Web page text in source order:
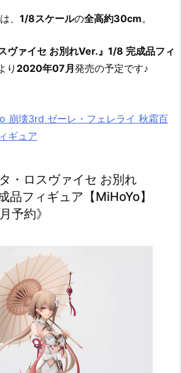
、 1/8スケールの全高約30cm。
ヴァイセ お別れVer.』1/8 完成品フィ
り 2020年07月 発売の予定です♪
崩壊3rd ゼーレ・フェレライ 秋霜百
ギュア
・ロスヴァイセ お別れ
品フィギュア【MiHoYo】
予約》